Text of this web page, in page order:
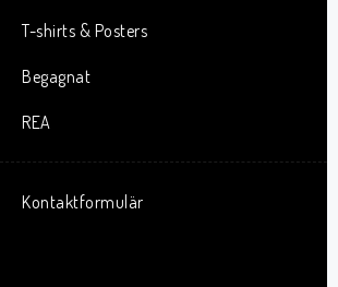
T-shirts & Posters
Begagnat
REA
Kontaktformulär